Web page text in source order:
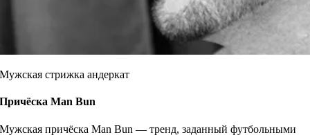
Мужская стрижка андеркат
ПричёскаMan Bun
Мужская причёска Man Bun — тренд, заданный футбольными